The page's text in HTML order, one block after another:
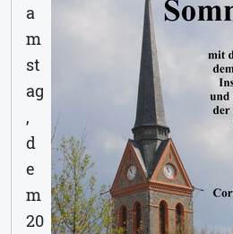
a
m
st
ag
,
d
e
m
20